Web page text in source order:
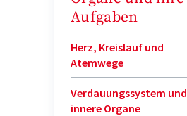
Aufgaben
Herz, Kreislauf und
Atemwege
Verdauungssystem und
innere Organe